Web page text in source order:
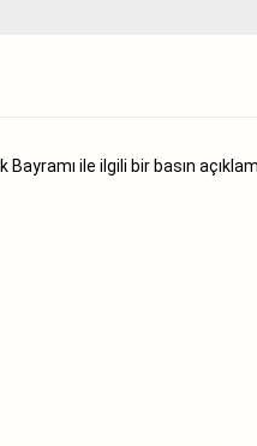
ile ilgili bir basın